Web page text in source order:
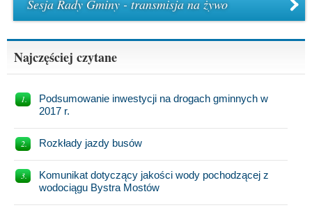
Sesja Rady Gminy - transmisja na żywo
Najczęściej czytane
Podsumowanie inwestycji na drogach gminnych w
2017 r.
Rozkłady jazdy busów
Komunikat dotyczący jakości wody pochodzącej z
wodociągu Bystra Mostów